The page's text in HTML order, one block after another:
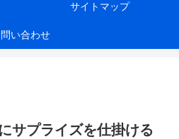
サイトマップ
い合わせ
サプライズを仕掛ける